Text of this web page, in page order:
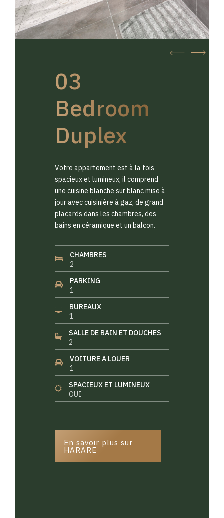
03
Bedroom
Duplex
Votre appartement est à la fois
spacieux et lumineux, il comprend
une cuisine blanche sur blanc mise à
jour avec cuisinière à gaz, de grand
placards dans les chambres, des
bains en céramique et un balcon.
CHAMBRES
2
PARKING
1
BUREAUX
1
SALLE DE BAIN ET DOUCHES
2
VOITURE A LOUER
1
SPACIEUX ET LUMINEUX
OUI
En savoir plus sur
HARARE